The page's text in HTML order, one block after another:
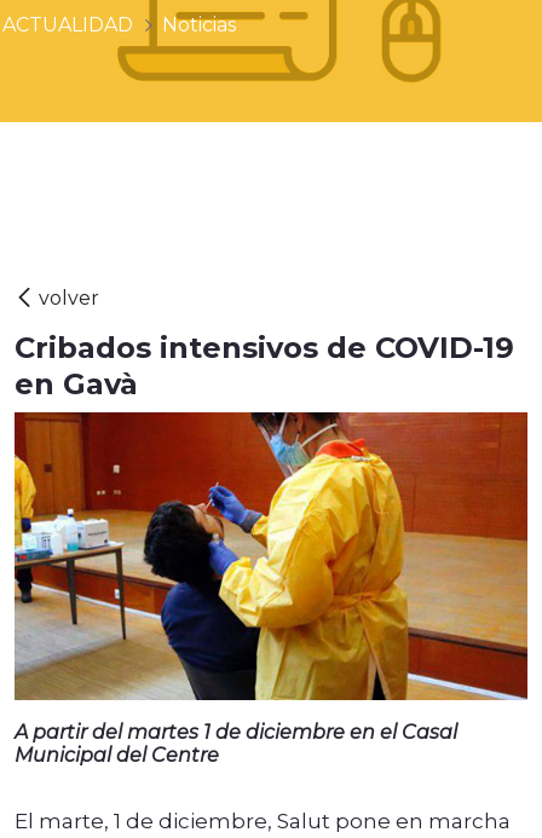
ACTUALIDAD Noticias
Cribados intensivos de COVID-19
en Gavà
A partir del martes 1 de diciembre en el Casal
Municipal del Centre
El marte, 1 de diciembre, Salut pone en marcha